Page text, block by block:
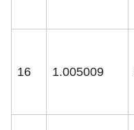
16 1.005009